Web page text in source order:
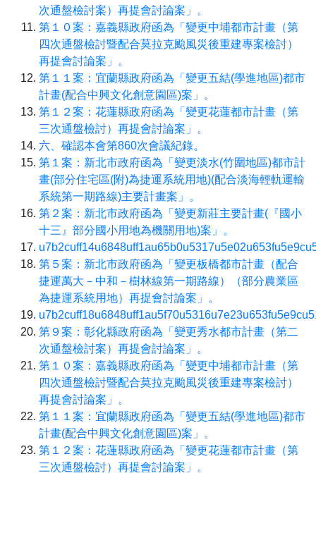
次通盤檢討案）再提會討論案」。
第１０案：嘉義縣政府函為「變更中埔都市計畫（第
四次通盤檢討暨配合莫拉克颱風災後重建專案檢討）
再提會討論案」。
第１１案：宜蘭縣政府函為「變更五結(學進地區)都市
計畫(配合中興文化創意園區)案」。
第１２案：花蓮縣政府函為「變更花蓮都市計畫（第
三次通盤檢討）再提會討論案」。
六、確認本會第860次會議紀錄。
第１案：新北市政府函為「變更淡水(竹圍地區)都市計
畫(部分住宅區(附)為捷運系統用地)(配合淡海輕軌運輸
系統第一期路線)主要計畫案」。
第２案：新北市政府函為「變更新莊主要計畫(『國小
十三』部分國小用地為機關用地)案」。
第５案：新北市政府函為「變更板橋都市計畫（配合
捷運萬大－中和－樹林線第一期路線）（部分農業區
為捷運系統用地）再提會討論案」。
第９案：彰化縣政府函為「變更秀水都市計畫（第二
次通盤檢討案）再提會討論案」。
第１０案：嘉義縣政府函為「變更中埔都市計畫（第
四次通盤檢討暨配合莫拉克颱風災後重建專案檢討）
再提會討論案」。
第１１案：宜蘭縣政府函為「變更五結(學進地區)都市
計畫(配合中興文化創意園區)案」。
第１２案：花蓮縣政府函為「變更花蓮都市計畫（第
三次通盤檢討）再提會討論案」。